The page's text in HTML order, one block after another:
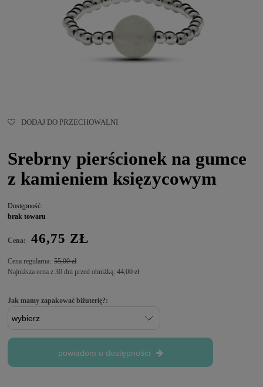
DODAJ DO PRZECHOWALNI
Srebrny pierścionek na gumce
z kamieniem księzycowym
Dostępność:
brak towaru
Cena: 46,75 ZŁ
Cena regularna: 55,00 zł
Najniższa cena z 30 dni przed obniżką: 44,00 zł
Jak mamy zapakować biżuterię?:
powiadom o dostępności